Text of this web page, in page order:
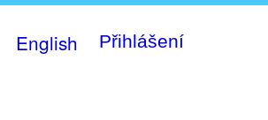
English Přihlášení